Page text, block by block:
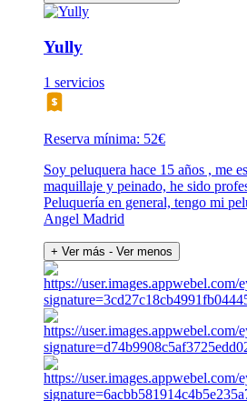
Yully
1 servicios
Reserva mínima: 52€
Soy peluquera hace 15 años , me
maquillaje y peinado, he sido
Peluquería en general, tengo mi
Angel Madrid
+ Ver más - Ver menos